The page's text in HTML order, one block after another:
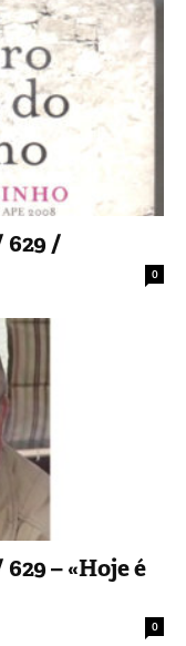
629 /
0
– «Hoje é
0